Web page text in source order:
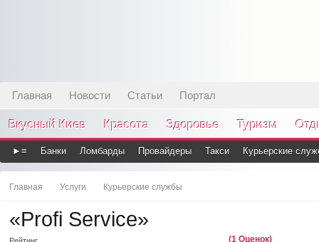
Главная Новости Статьи Портал
Вкусный Киев Красота Здоровье Туризм
►≡ Банки Ломбарды Провайдеры Такси Курьерские
Главная Услуги Курьерские службы
«Profi Service»
(1 Оценок)